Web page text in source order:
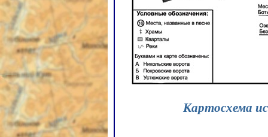
Картосхема